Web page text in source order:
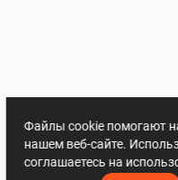
Файлы cookie помогают
нашем веб-сайте.
соглашаетесь на